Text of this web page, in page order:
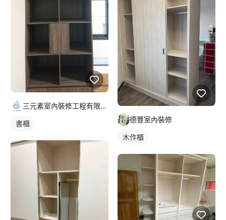
三元素室內裝修工程有限公司
書櫃 德豐室內裝修
木作櫃